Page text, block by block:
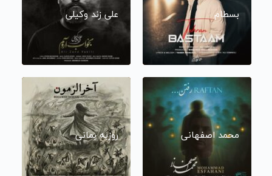
بسطام علی زند وکیلی
محمد اصفهانی روزبه بمانی